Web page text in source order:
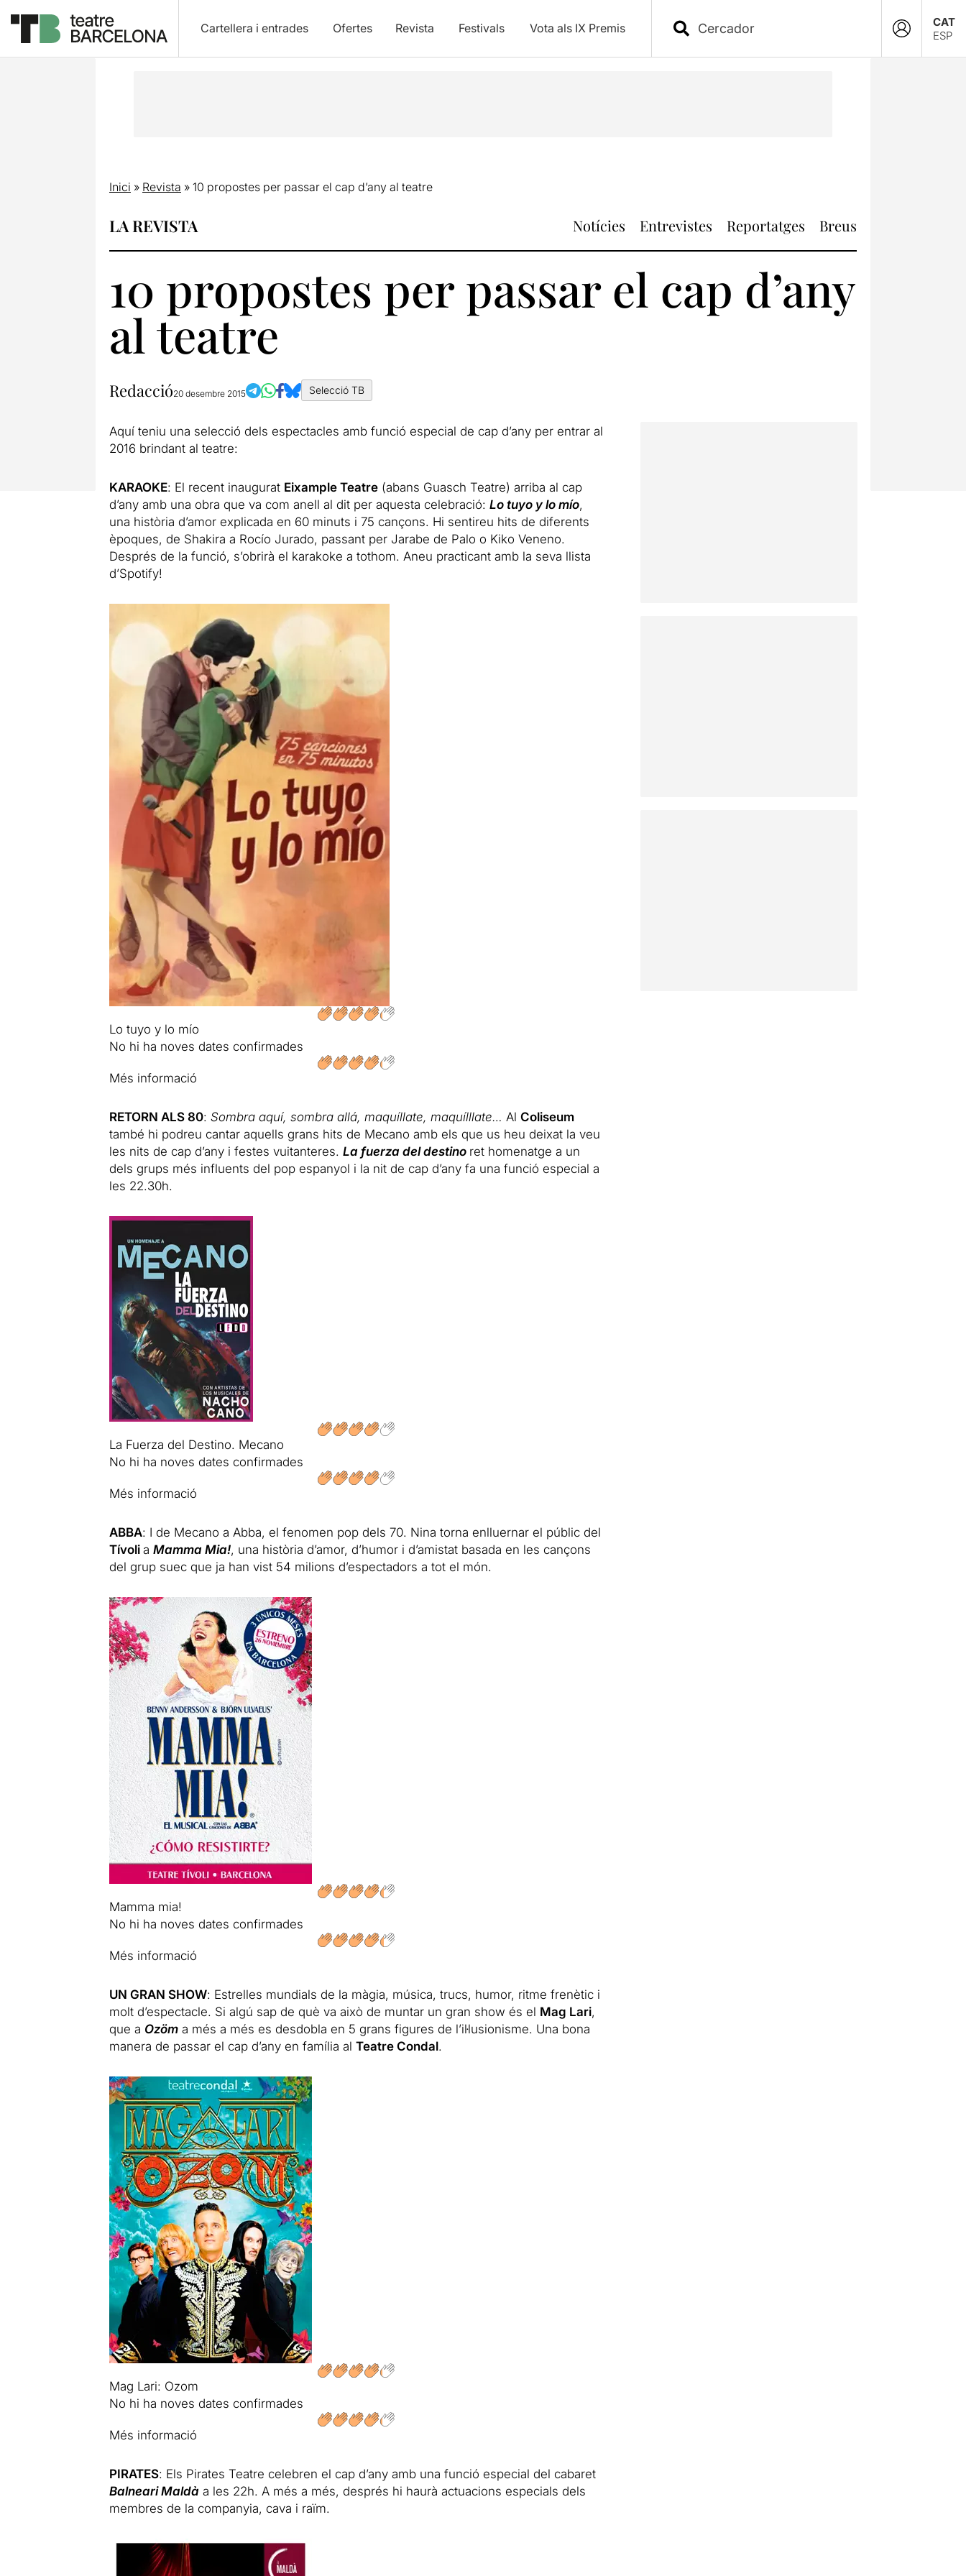
Cartellera i entrades Ofertes Revista Festivals Vota als IX Premis
CAT
ESP
Inici » Revista » 10 propostes per passar el cap d’any al teatre
LA REVISTA Notícies Entrevistes Reportatges Breus
10 propostes per passar el cap d’any
al teatre
Redacció20 desembre 2015 Selecció TB
Aquí teniu una selecció dels espectacles amb funció especial de cap d’any per entrar al
2016 brindant al teatre:
KARAOKE: El recent inaugurat Eixample Teatre(abans Guasch Teatre) arriba al cap
d’any amb una obra que va com anell al dit per aquesta celebració: Lo tuyo y lo mío,
una història d’amor explicada en 60 minuts i 75 cançons. Hi sentireu hits de diferents
èpoques, de Shakira a Rocío Jurado, passant per Jarabe de Palo o Kiko Veneno.
Després de la funció, s’obrirà el karakoke a tothom. Aneu practicant ambla seva llista
d’Spotify!
Lo tuyo y lo mío
No hi ha noves dates confirmades
Més informació
RETORN ALS 80: Sombra aquí, sombra allá, maquíllate, maquílllate… Al Coliseum
també hi podreu cantar aquells grans hits de Mecano amb els que us heu deixat la veu
les nits de cap d’any i festes vuitanteres. La fuerza del destino ret homenatge a un
dels grups més influents del pop espanyol i la nit de cap d’any fa una funció especial a
les 22.30h.
La Fuerza del Destino. Mecano
No hi ha noves dates confirmades
Més informació
ABBA: I de Mecano a Abba, el fenomen pop dels 70. Nina torna enlluernar el públic del
Tívoli a Mamma Mia!, una història d’amor, d’humor i d’amistat basada en les cançons
del grup suec que ja han vist 54 milions d’espectadors a tot el món.
Mamma mia!
No hi ha noves dates confirmades
Més informació
UN GRAN SHOW: Estrelles mundials de la màgia, música, trucs, humor, ritme frenètic i
molt d’espectacle. Si algú sap de què va això de muntar un gran show és el Mag Lari,
que a Ozöma més a més es desdobla en 5 grans figures de l’il·lusionisme. Una bona
manera de passar el cap d’any en família al Teatre Condal.
Mag Lari: Ozom
No hi ha noves dates confirmades
Més informació
PIRATES: Els Pirates Teatre celebren el cap d’any amb una funció especial del cabaret
Balneari Maldà a les 22h. A més a més, després hi haurà actuacions especials dels
membres de la companyia, cava i raïm.